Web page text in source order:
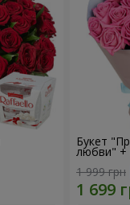
Букет
любви" +
1 999 грн